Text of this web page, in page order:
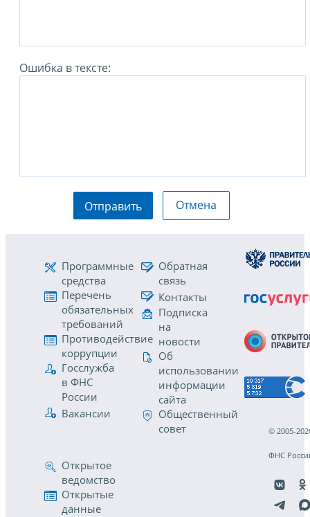
Ошибка в тексте:
Отправить Отмена
Программные
средства
Перечень
обязательных
требований
Противодействие
коррупции
Госслужба
в ФНС
России
Вакансии
Обратная
связь
Контакты
Подписка
на
новости
Об
использовании
информации
сайта
Общественный
совет
Открытое
ведомство
Открытые
данные
© 2005-
ФНС